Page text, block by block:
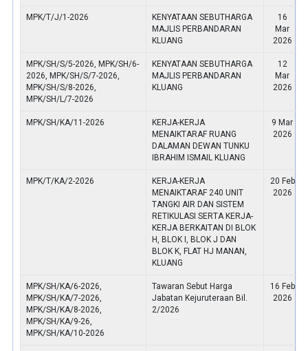
MPK/T/J/1-2026
KENYATAAN SEBUTHARGA
MAJLIS PERBANDARAN
KLUANG
16
Mar
2026
MPK/SH/S/5-2026, MPK/SH/6-
2026, MPK/SH/S/7-2026,
MPK/SH/S/8-2026,
MPK/SH/L/7-2026
KENYATAAN SEBUTHARGA
MAJLIS PERBANDARAN
KLUANG
12
Mar
2026
MPK/SH/KA/11-2026
KERJA-KERJA
MENAIKTARAF RUANG
DALAMAN DEWAN TUNKU
IBRAHIM ISMAIL KLUANG
9 Mar
2026
MPK/T/KA/2-2026
KERJA-KERJA
MENAIKTARAF 240 UNIT
TANGKI AIR DAN SISTEM
RETIKULASI SERTA KERJA-
KERJA BERKAITAN DI BLOK
H, BLOK I, BLOK J DAN
BLOK K, FLAT HJ MANAN,
KLUANG
20 Feb
2026
MPK/SH/KA/6-2026,
MPK/SH/KA/7-2026,
MPK/SH/KA/8-2026,
MPK/SH/KA/9-26,
MPK/SH/KA/10-2026
Tawaran Sebut Harga
Jabatan Kejuruteraan Bil.
2/2026
16 Feb
2026